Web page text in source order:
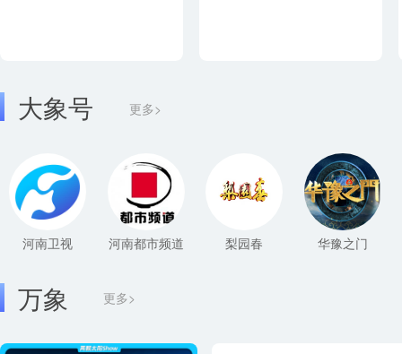
大象号 更多>
河南卫视 河南都市频道 梨园春 华豫之门
更多>
万象